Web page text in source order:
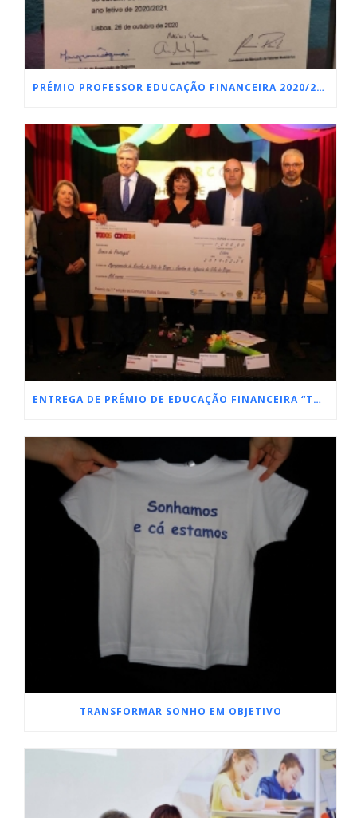
PRÉMIO PROFESSOR EDUCAÇÃO FINANCEIRA 2020/2021
ENTREGA DE PRÉMIO DE EDUCAÇÃO FINANCEIRA “TODOS CONTAM”
TRANSFORMAR SONHO EM OBJETIVO